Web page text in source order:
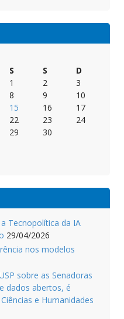
S S
D
1
2
3
8 9
10
15 16
17
22 23
24
29 30
Tecnopolítica da IA
29/04/2026
nos modelos
sobre as Senadoras
dados abertos, é
e Humanidades